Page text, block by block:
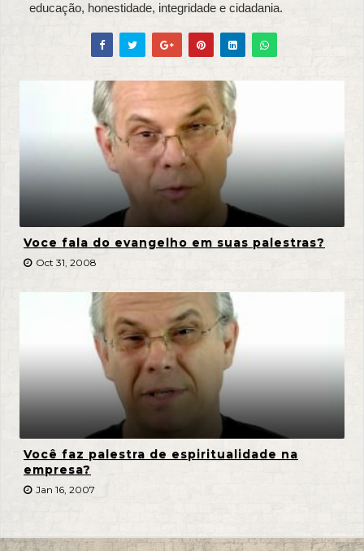
educação, honestidade, integridade e cidadania.
Voce fala do evangelho em suas palestras?
Oct 31, 2008
Você faz palestra de espiritualidade na
empresa?
Jan 16, 2007